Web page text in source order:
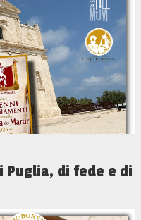
Puglia, di fede e di